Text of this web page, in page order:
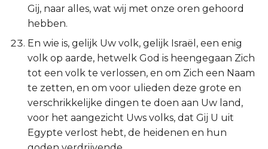
Gij, naar alles, wat wij met onze oren gehoord
hebben.
En wie is, gelijk Uw volk, gelijk Israël, een enig
volk op aarde, hetwelk God is heengegaan Zich
tot een volk te verlossen, en om Zich een Naam
te zetten, en om voor ulieden deze grote en
verschrikkelijke dingen te doen aan Uw land,
voor het aangezicht Uws volks, dat Gij U uit
Egypte verlost hebt, de heidenen en hun